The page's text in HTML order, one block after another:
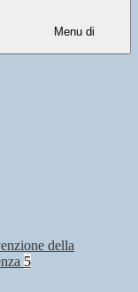
Menu di
della
5